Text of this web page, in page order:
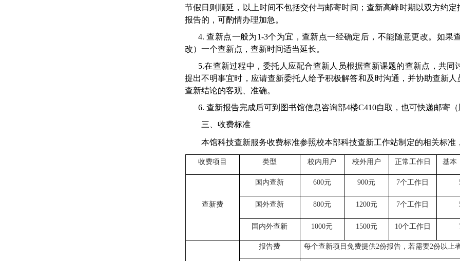
节假日 则 顺延 ， 以上时间不包括交付与邮寄时间； 查新高峰时期以双方约
报告的，可酌情办理加急。
4.查新点一般为1-3个为宜，查新点一经确定后，不能随意更改。如果
改）一个查新点，查新时间适当延长。
5.在查新过程中，委托人应配合查新人员根据查新课题的查新点，共
提出不明事宜时，应请查新委托人给予积极解答和及时沟通，并协助查新
查新结论的客观、准确。
6. 查新报告完成后可到图书馆信息咨询部4楼C410自取，也可快递邮寄（
三、收费标准
本馆科技查新服务收费标准参照校本部科技查新工作站制定的相关标准
收费项目 类型 校内用户 校外用户 正常工作日 基本
查新费
国内查新 600元 900元 7个工作日
国外查新 800元 1200元 7个工作日
国内外查新 1000元 1500元 10个工作日
报告费 每个查新项目免费提供2份报告，若需要2份以上